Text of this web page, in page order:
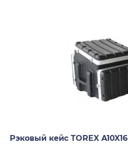
Рэковый кейс TOREX A10X16